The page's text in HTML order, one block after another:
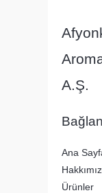
A.Ş.
Ana
Ürünler